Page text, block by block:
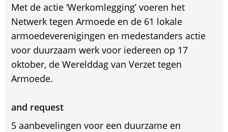
Met de actie ‘Werkomlegging’ voeren het
Netwerk tegen Armoede en de 61 lokale
armoedeverenigingen en medestanders actie
voor duurzaam werk voor iedereen op 17
oktober, de Werelddag van Verzet tegen
Armoede.
and request
5 aanbevelingen voor een duurzame en